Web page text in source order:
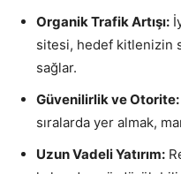
Organik Trafik Artışı:
sitesi, hedef kitlenizin
sağlar.
Güvenilirlik ve Otorite:
sıralarda yer almak,
Uzun Vadeli Yatırım: